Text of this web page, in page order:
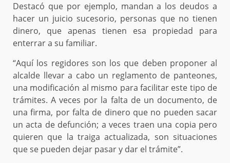
Destacó que por ejemplo, mandan a los deudos a
hacer un juicio sucesorio, personas que no tienen
dinero, que apenas tienen esa propiedad para
enterrar a su familiar.
“Aquí los regidores son los que deben proponer al
alcalde llevar a cabo un reglamento de panteones,
una modificación al mismo para facilitar este tipo de
trámites. A veces por la falta de un documento, de
una firma, por falta de dinero que no pueden sacar
un acta de defunción; a veces traen una copia pero
quieren que la traiga actualizada, son situaciones
que se pueden dejar pasar y dar el trámite”.